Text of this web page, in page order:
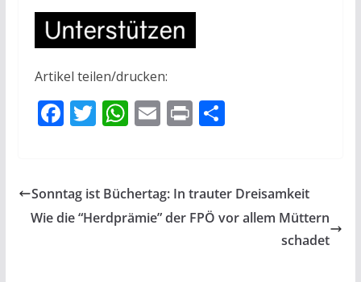
Artikel teilen/drucken:
F
ac
b
o
T
w
er
W
h
s
A
E
m
l
Pr
in
T
n
Sonntag ist Büchertag: In trauter Dreisamkeit
Wie die “Herdprämie” der FPÖ vor allem Müttern
schadet